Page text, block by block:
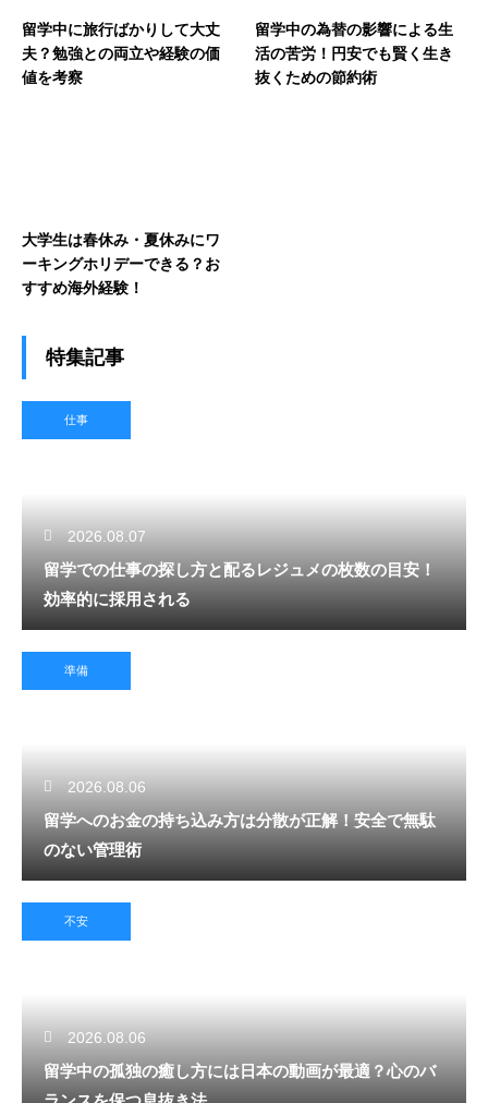
留学中に旅行ばかりして大丈
夫？勉強との両立や経験の価
値を考察
留学中の為替の影響による生
活の苦労！円安でも賢く生き
抜くための節約術
大学生は春休み・夏休みにワ
ーキングホリデーできる？お
すすめ海外経験！
特集記事
仕事
2026.08.07
留学での仕事の探し方と配るレジュメの枚数の目安！
効率的に採用される
準備
2026.08.06
留学へのお金の持ち込み方は分散が正解！安全で無駄
のない管理術
不安
2026.08.06
留学中の孤独の癒し方には日本の動画が最適？心のバ